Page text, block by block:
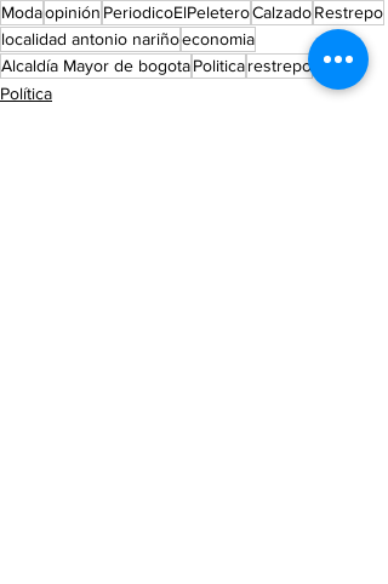
Modaopinión PeriodicoElPeleteroCalzadoRestrepo
localidad antonio nariñoeconomia
Alcaldía Mayor de bogotaPoliticarestrepo
Política